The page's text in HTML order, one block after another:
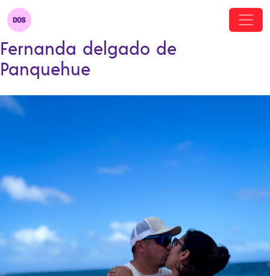
Fernanda delgado de
Panquehue